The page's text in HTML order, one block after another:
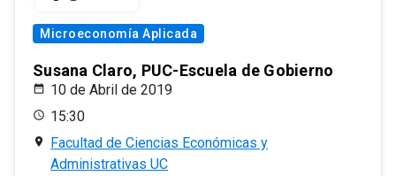
Microeconomía Aplicada
Susana Claro, PUC-Escuela de Gobierno
10 de Abril de 2019
15:30
Facultad de Ciencias Económicas y
Administrativas UC